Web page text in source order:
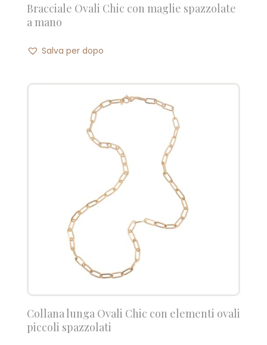
Bracciale Ovali Chic con maglie spazzolate
a mano
Salva per dopo
Collana lunga Ovali Chic con elementi ovali
piccoli spazzolati